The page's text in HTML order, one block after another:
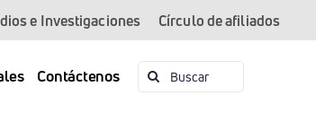
e Investigaciones Círculo de afiliados
Contáctenos Buscar: